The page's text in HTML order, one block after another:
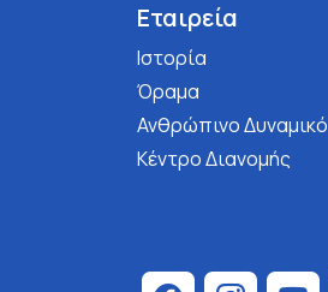
Εταιρεία
Ιστορία
Όραμα
Ανθρώπινο Δυναμικό
Κέντρο Διανομής